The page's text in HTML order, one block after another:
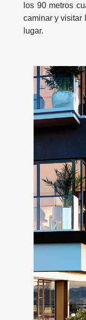
los 90 metros
caminar y visitar
lugar.